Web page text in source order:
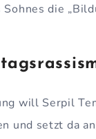
die
will Serpil
und setzt da